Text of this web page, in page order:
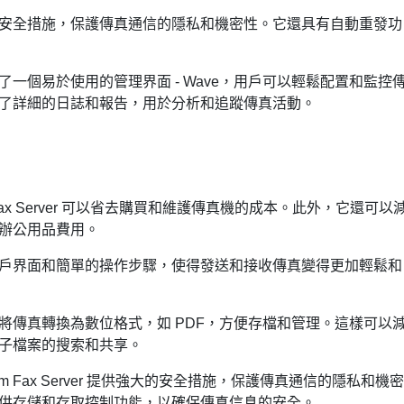
全措施，保護傳真通信的隱私和機密性。它還具有自動重發功
一個易於使用的管理界面 - Wave，用戶可以輕鬆配置和監控
詳細的日誌和報告，用於分析和追蹤傳真活動。
Server 可以省去購買和維護傳真機的成本。此外，它還可以
公用品費用。
界面和簡單的操作步驟，使得發送和接收傳真變得更加輕鬆和
傳真轉換為數位格式，如 PDF，方便存檔和管理。這樣可以
檔案的搜索和共享。
Fax Server 提供強大的安全措施，保護傳真通信的隱私和機密